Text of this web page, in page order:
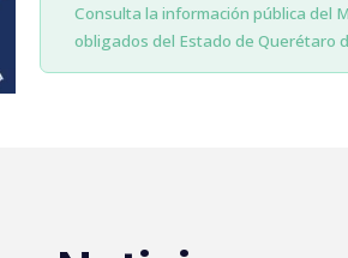
Consulta la información pública del
obligados del Estado de Querétaro